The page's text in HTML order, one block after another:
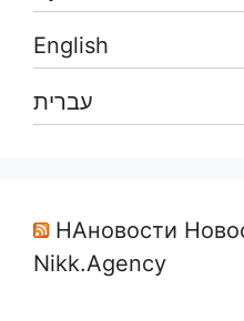
English
עברית
НАновости
Nikk.Agency